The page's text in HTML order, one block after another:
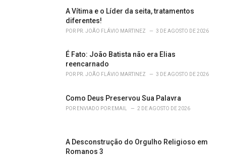
A Vítima e o Líder da seita, tratamentos
diferentes!
POR PR. JOÃO FLÁVIO MARTINEZ 3 DE AGOSTO DE 2026
É Fato: João Batista não era Elias
reencarnado
POR PR. JOÃO FLÁVIO MARTINEZ 3 DE AGOSTO DE 2026
Como Deus Preservou Sua Palavra
POR ENVIADO POR EMAIL 2 DE AGOSTO DE 2026
A Desconstrução do Orgulho Religioso em
Romanos 3